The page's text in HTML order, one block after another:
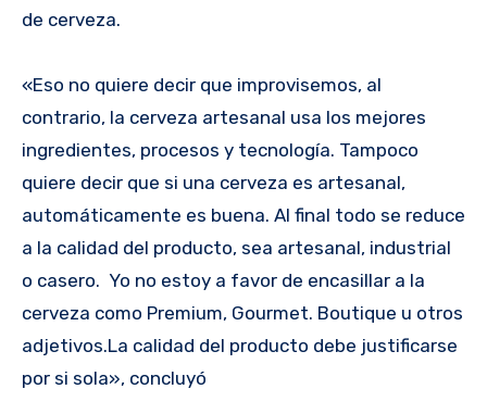
de cerveza.
«Eso no quiere decir que improvisemos, al
contrario, la cerveza artesanal usa los mejores
ingredientes, procesos y tecnología. Tampoco
quiere decir que si una cerveza es artesanal,
automáticamente es buena. Al final todo se reduce
a la calidad del producto, sea artesanal, industrial
o casero. Yo no estoy a favor de encasillar a la
cerveza como Premium, Gourmet. Boutique u otros
adjetivos.La calidad del producto debe justificarse
por si sola», concluyó